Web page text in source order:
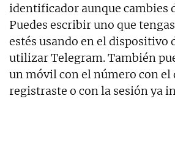
identificador aunque cambies
Puedes escribir uno que
estés usando en el dispositivo
utilizar Telegram. También
un móvil con el número con el
registraste o con la sesión ya